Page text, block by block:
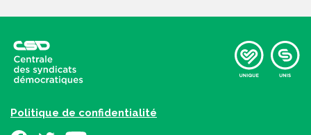
Politique de confidentialité